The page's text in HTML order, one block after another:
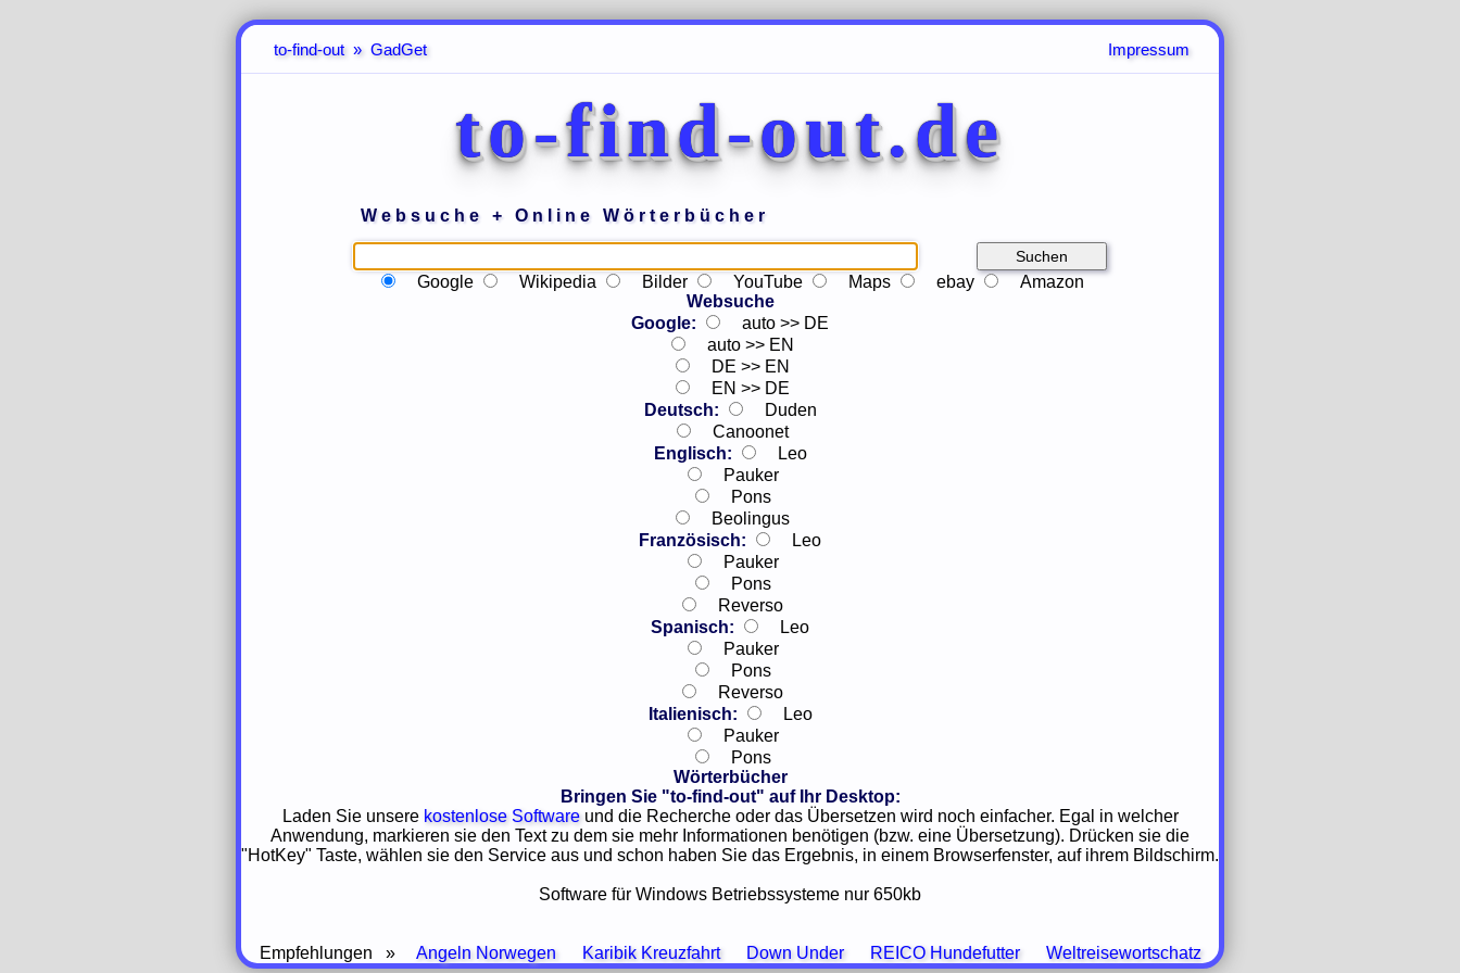
to-find-out » GadGet Impressum
to-find-out.de
Websuche + Online Wörterbücher
Google Wikipedia Bilder YouTube Maps ebay
Amazon
Websuche
Google:
auto >> DE
auto >> EN
DE >> EN
EN >> DE
Deutsch:
Duden
Canoonet
Englisch:
Leo
Pauker
Pons
Beolingus
Französisch:
Leo
Pauker
Pons
Reverso
Spanisch:
Leo
Pauker
Pons
Reverso
Italienisch:
Leo
Pauker
Pons
Wörterbücher
Bringen Sie "to-find-out" auf Ihr Desktop:
Laden Sie unsere kostenlose Softwareund die Recherche oder das Übersetzen wird noch einfacher. Egal in welcher
Anwendung, markieren sie den Text zu dem sie mehr Informationen benötigen (bzw. eine Übersetzung). Drücken sie die
"HotKey" Taste, wählen sie den Service aus und schon haben Sie das Ergebnis, in einem Browserfenster, auf ihrem Bildschirm.
Software für Windows Betriebssysteme nur 650kb
Empfehlungen » Angeln Norwegen Karibik Kreuzfahrt Down Under REICO Hundefutter Weltreisewortschatz